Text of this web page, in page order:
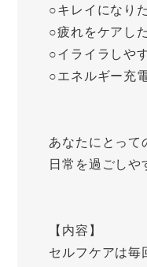
○キレイになり
○疲れをケアし
○イライラしや
○エネルギー充
あなたにとって
日常を過ごしや
【内容】
セルフケアは毎